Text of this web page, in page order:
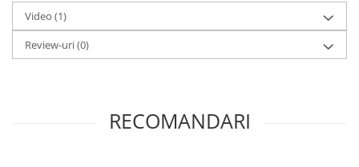
MARTEAU
capul complet modular permite reglarea aspectelor tehnice
ale pioletului
coada caiuciucata pentru izolare termica si aderenta mai buna
Video (1)
Review-uri(0)
RECOMANDARI